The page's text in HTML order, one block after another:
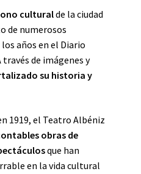
culturalde la ciudad
de numerosos
años en el Diario
través de imágenes y
su historia y
1919, el Teatro Albéniz
obras de
que han
en la vida cultural